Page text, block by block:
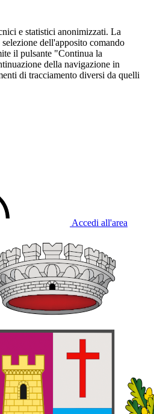
e statistici anonimizzati. La
dell'apposito comando
il pulsante "Continua la
della navigazione in
di tracciamento diversi da quelli
Accedi all'area